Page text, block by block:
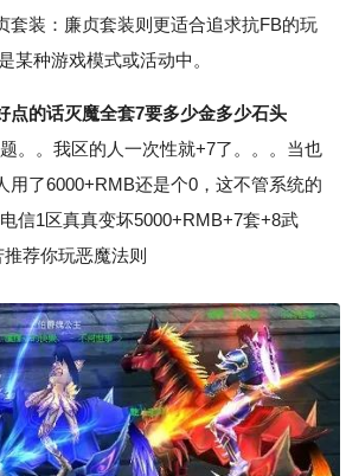
套装：廉贞套装则更适合追求抗FB的玩
某种游戏模式或活动中。
点的话灭魔全套7要多少金多少石头
。我区的人一次性就+7了。。。当也
用了6000+RMB还是个0，这不管系统的
信1区真真变坏5000+RMB+7套+8武
荐你玩恶魔法则